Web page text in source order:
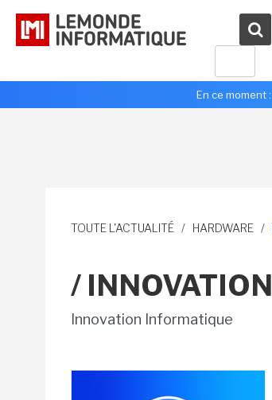
En ce moment :
TOUTE L'ACTUALITÉ / HARDWARE /
/ INNOVATION
Innovation Informatique